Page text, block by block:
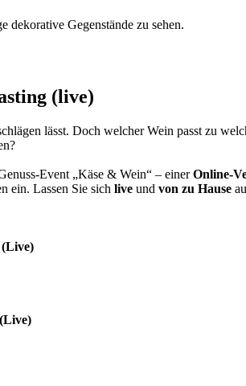
(live)
lässt. Doch welcher Wein passt zu
Event „Käse & Wein“ – einerOnline-
ein. Lassen Sie sich live und von zu Hause